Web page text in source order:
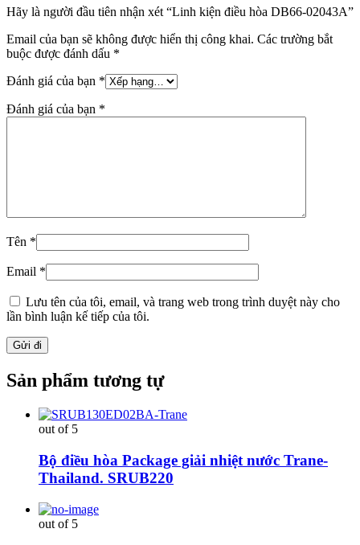
Hãy là người đầu tiên nhận xét “Linh kiện điều hòa DB66-02043A”
Email của bạn sẽ không được hiển thị công khai. Các trường bắt
buộc được đánh dấu *
Đánh giá của bạn *
Đánh giá của bạn *
Tên *
Email *
Lưu tên của tôi, email, và trang web trong trình duyệt này cho
lần bình luận kế tiếp của tôi.
Sản phẩm tương tự
out of 5
Bộ điều hòa Package giải nhiệt nước Trane-
Thailand. SRUB220
out of 5